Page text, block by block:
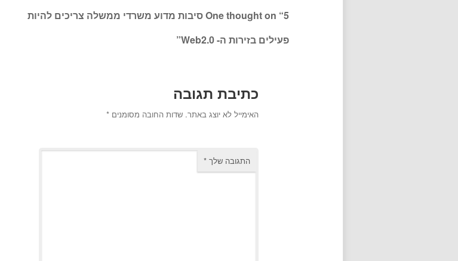
One thought on “5 סיבות מדוע משרדי ממשלה צריכים להיות
פעילים בזירות ה- Web2.0
”
כתיבת תגובה
האימייל לא יוצג באתר. שדות החובה מסומנים *
התגובה שלך *